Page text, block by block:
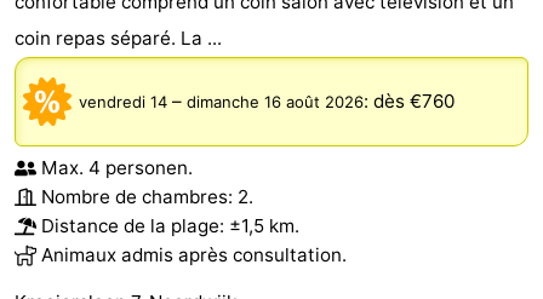
coin repas séparé. La ...
vendredi 14 – dimanche 16 août 2026: dès €760
Max. 4 personen.
Nombre de chambres: 2.
Distance de la plage: ±1,5 km.
Animaux admis après consultation.